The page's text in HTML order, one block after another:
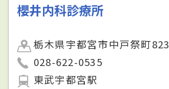
櫻井内科診療所
栃木県宇都宮市中戸祭町823
028-622-0535
東武宇都宮駅